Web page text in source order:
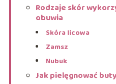
Rodzaje skór
obuwia
Skóra licowa
Zamsz
Nubuk
Jak pielęgnować